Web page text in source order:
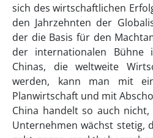
sich des wirtschaftlichen
den Jahrzehnten der
der die Basis für den
der internationalen Bühne
Chinas, die weltweite
werden, kann man mit
Planwirtschaft und mit
China handelt so auch
Unternehmen wächst stetig,